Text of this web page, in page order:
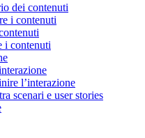
dei contenuti
i contenuti
i contenuti
l’interazione
scenari e user stories